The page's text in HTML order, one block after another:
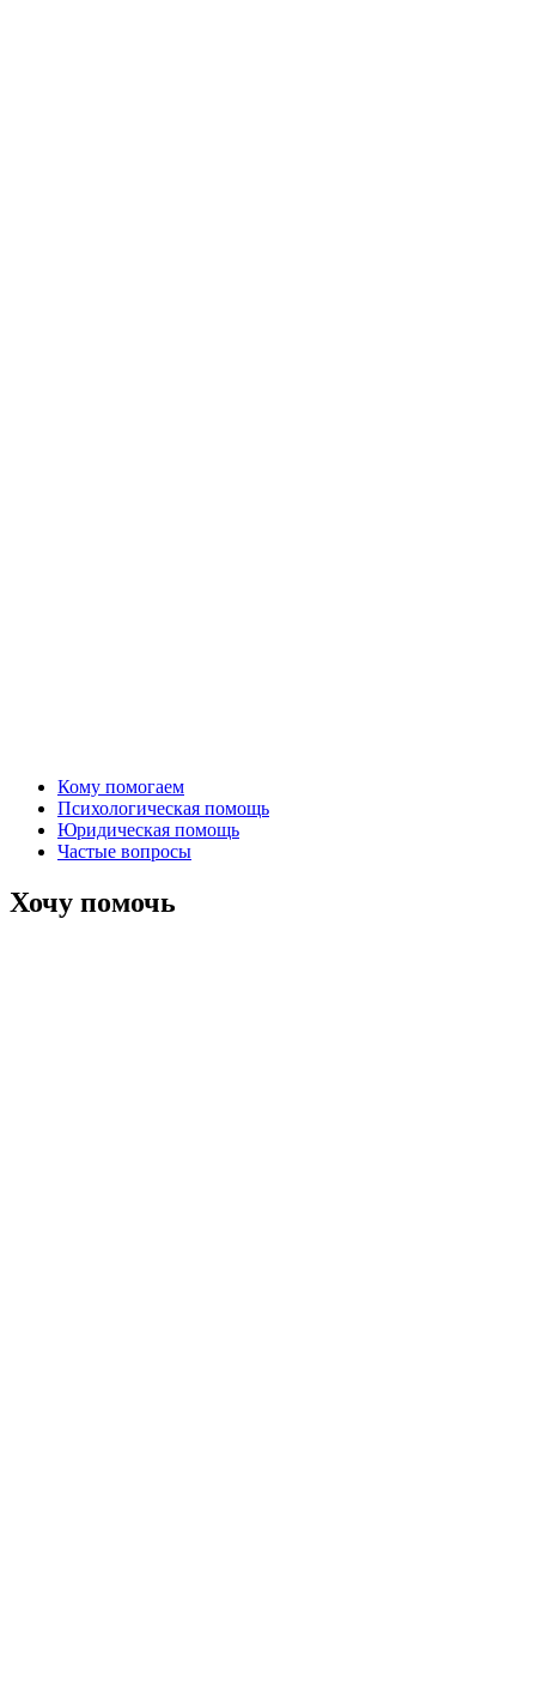
Кому помогаем
Психологическая помощь
Юридическая помощь
Частые вопросы
Хочу помочь